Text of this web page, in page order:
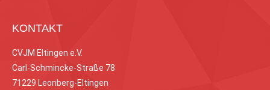
KONTAKT
CVJM Eltingen e.V.
Carl-Schmincke-Straße 78
71229 Leonberg-Eltingen